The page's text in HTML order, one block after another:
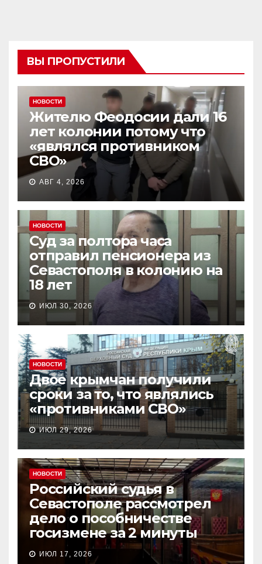
ВЫ ПРОПУСТИЛИ
НОВОСТИ
Жителю Феодосии дали 16
лет колонии потому что
«являлся противником
СВО»
АВГ 4, 2026
НОВОСТИ
Суд за полтора часа
отправил пенсионера из
Севастополя в колонию на
18 лет
ИЮЛ 30, 2026
НОВОСТИ
Двое крымчан получили
сроки за то, что являлись
«противниками СВО»
ИЮЛ 29, 2026
НОВОСТИ
Российский судья в
Севастополе рассмотрел
дело о пособничестве
госизмене за 2 минуты
ИЮЛ 17, 2026